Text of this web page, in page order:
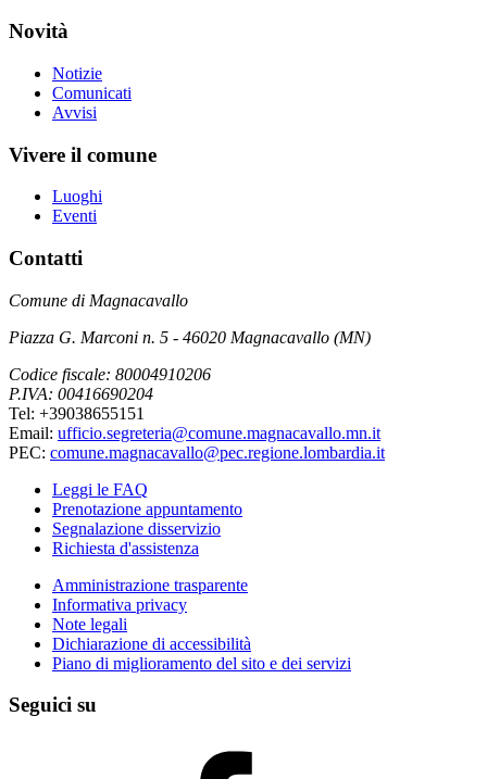
Novità
Notizie
Comunicati
Avvisi
Vivere il comune
Luoghi
Eventi
Contatti
Comune di Magnacavallo
Piazza G. Marconi n. 5 - 46020 Magnacavallo (MN)
Codice fiscale: 80004910206
P.IVA: 00416690204
Tel: +39038655151
Email: ufficio.segreteria@comune.magnacavallo.mn.it
PEC: comune.magnacavallo@pec.regione.lombardia.it
Leggi le FAQ
Prenotazione appuntamento
Segnalazione disservizio
Richiesta d'assistenza
Amministrazione trasparente
Informativa privacy
Note legali
Dichiarazione di accessibilità
Piano di miglioramento del sito e dei servizi
Seguici su